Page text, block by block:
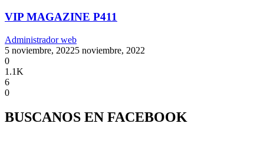
VIP MAGAZINE P411
Administrador web
5 noviembre, 20225 noviembre, 2022
0
1.1K
6
0
BUSCANOS EN FACEBOOK